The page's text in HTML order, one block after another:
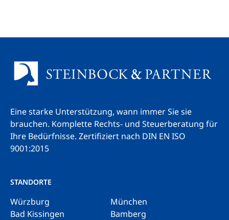
Eine starke Unterstützung, wann immer Sie sie
brauchen. Komplette Rechts- und Steuerberatung für
Ihre Bedürfnisse. Zertifiziert nach DIN EN ISO
9001:2015
STANDORTE
Würzburg
München
Bad Kissingen
Bamberg